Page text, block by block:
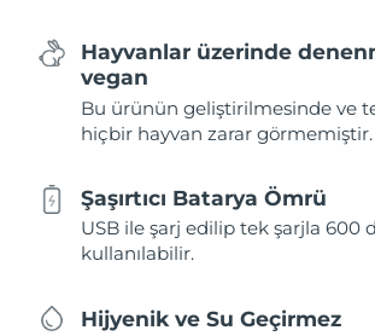
Hayvanlar üzerinde
vegan
Bu ürünün geliştirilmesinde ve
hiçbir hayvan zarar görmemiştir.
Şaşırtıcı Batarya Ömrü
USB ile şarj edilip tek şarjla 600
kullanılabilir.
Hijyenik ve Su Geçirmez